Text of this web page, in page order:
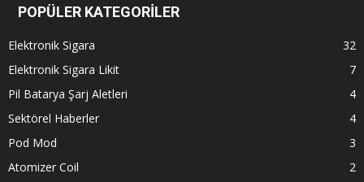
POPÜLER KATEGORİLER
Elektronik Sigara
32
Elektronik Sigara Likit
7
Pil Batarya Şarj Aletleri
4
Sektörel Haberler
4
Pod Mod
3
Atomizer Coil
2